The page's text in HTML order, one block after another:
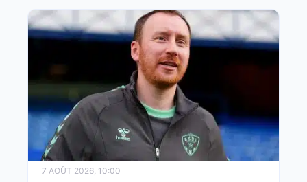
7 AOÛT 2026, 10:00